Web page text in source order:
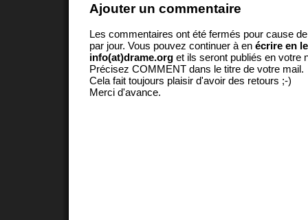
Ajouter un commentaire
Les commentaires ont été fermés pour cause
par jour. Vous pouvez continuer à en écrire en
info(at)drame.org et ils seront publiés en votre
Précisez COMMENT dans le titre de votre mail.
Cela fait toujours plaisir d'avoir des retours ;-)
Merci d'avance.